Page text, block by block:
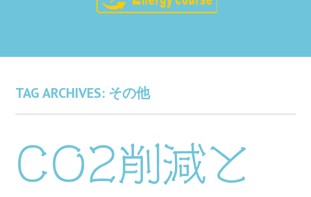
TAG ARCHIVES: その他
CO2削減と